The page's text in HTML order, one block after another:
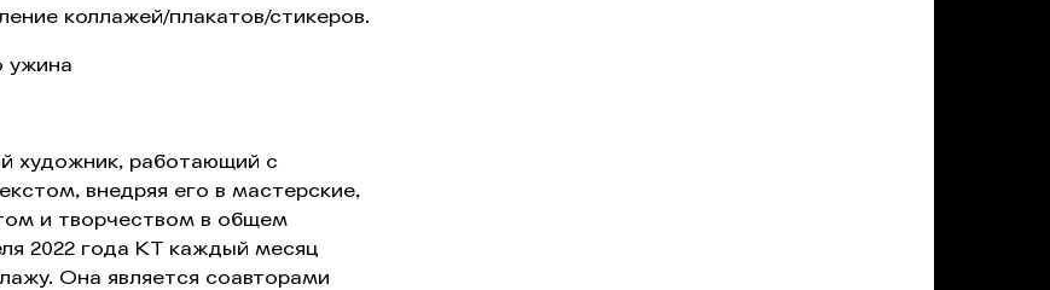
коллажей/плакатов/стикеров.
ужина
художник, работающий с
внедряя его в мастерские,
и творчеством в общем
2022 года КТ каждый месяц
Она является соавторами